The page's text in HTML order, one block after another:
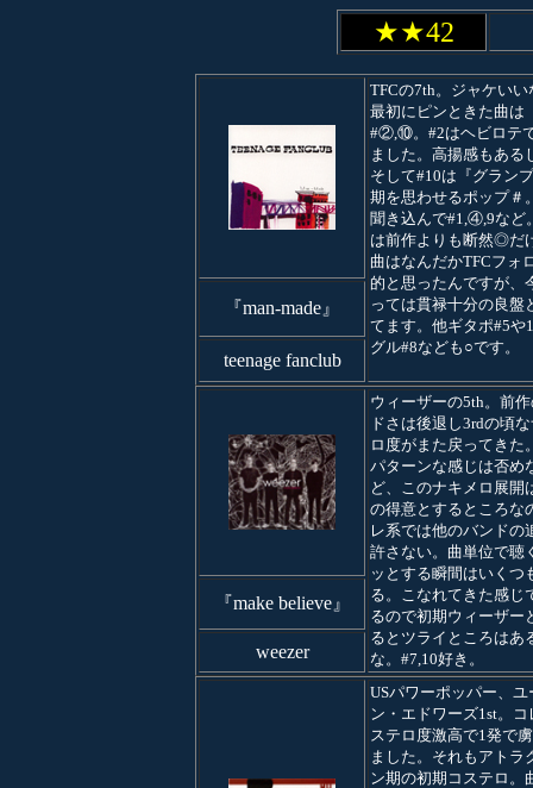
★★42
TFCの7th。ジャケいい
最初にピンときた曲は
#②,⑩。#2はヘビロテ
ました。高揚感もあ
そして#10は『グラン
期を思わせるポップ＃
聞き込んで#1,④,9など
は前作よりも断然◎だ
曲はなんだかTFCフォ
的と思ったんですが、
っては貫禄十分の良盤
てます。他ギタポ#5や
グル#8なども○です。
『man-made』
teenage fanclub
ウィーザーの5th。前
ドさは後退し3rdの頃
ロ度がまた戻ってきた
パターンな感じは否め
ど、このナキメロ展開
の得意とするところな
レ系では他のバンドの
許さない。曲単位で聴
ッとする瞬間はいくつ
る。こなれてきた感じ
るので初期ウィーザー
るとツライところはあ
な。#7,10好き。
『make believe』
weezer
USパワーポッパー、ユ
ン・エドワーズ1st。コ
ステロ度激高で1発で
ました。それもアトラ
ン期の初期コステロ。